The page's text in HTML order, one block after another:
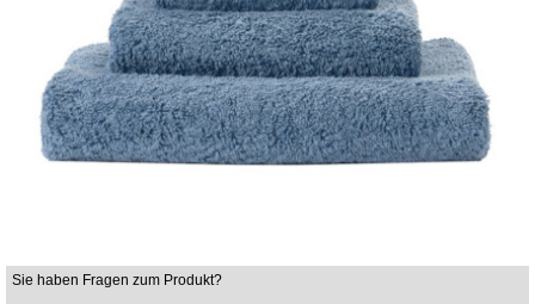
Sie haben Fragen zum Produkt?